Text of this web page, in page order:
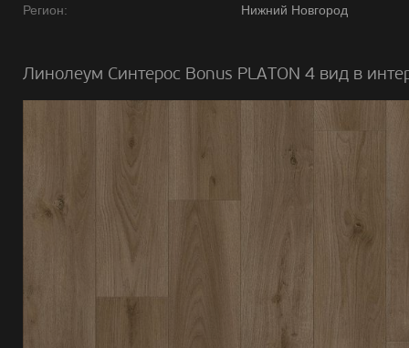
Регион:
Нижний Новгород
Линолеум Синтерос Bonus PLATON 4 вид в